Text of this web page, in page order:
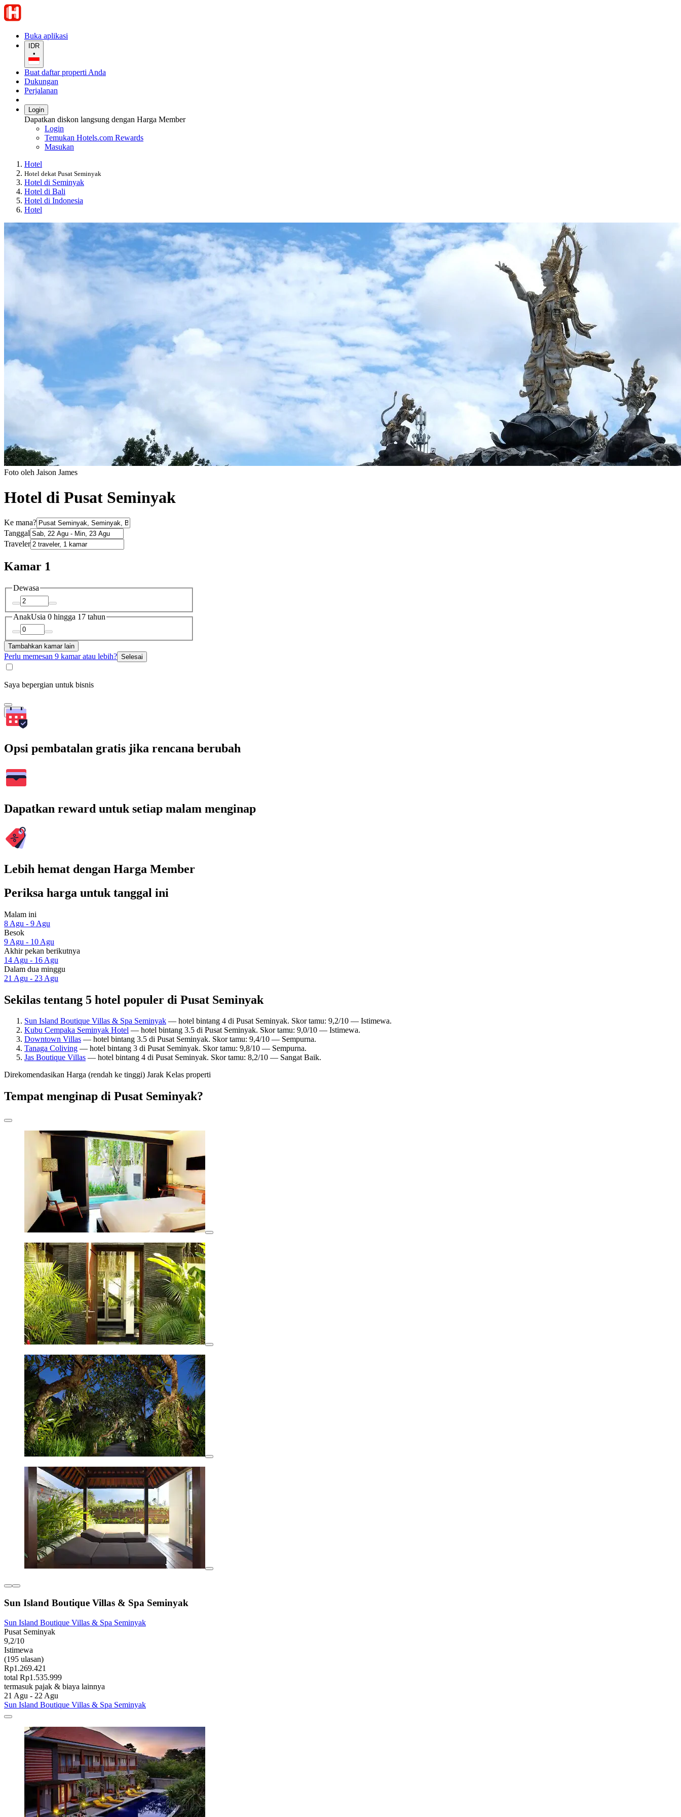
Buka aplikasi
IDR
•
Buat daftar properti Anda
Dukungan
Perjalanan
Login
Dapatkan diskon langsung dengan Harga Member
Login
Temukan Hotels.com Rewards
Masukan
Hotel
Hotel dekat Pusat Seminyak
Hotel di Seminyak
Hotel di Bali
Hotel di Indonesia
Hotel
Foto oleh Jaison James
Hotel di Pusat Seminyak
Ke mana?
Tanggal
Traveler
Kamar 1
Dewasa
AnakUsia 0 hingga 17 tahun
Tambahkan kamar lain
Perlu memesan 9 kamar atau lebih? Selesai
Saya bepergian untuk bisnis
Cari
Opsi pembatalan gratis jika rencana berubah
Dapatkan reward untuk setiap malam menginap
Lebih hemat dengan Harga Member
Periksa harga untuk tanggal ini
Malam ini
8 Agu - 9 Agu
Besok
9 Agu - 10 Agu
Akhir pekan berikutnya
14 Agu - 16 Agu
Dalam dua minggu
21 Agu - 23 Agu
Sekilas tentang 5 hotel populer di Pusat Seminyak
Sun Island Boutique Villas & Spa Seminyak — hotel bintang 4 di Pusat Seminyak. Skor tamu: 9,2/10 — Istimewa.
Kubu Cempaka Seminyak Hotel — hotel bintang 3.5 di Pusat Seminyak. Skor tamu: 9,0/10 — Istimewa.
Downtown Villas — hotel bintang 3.5 di Pusat Seminyak. Skor tamu: 9,4/10 — Sempurna.
Tanaga Coliving — hotel bintang 3 di Pusat Seminyak. Skor tamu: 9,8/10 — Sempurna.
Jas Boutique Villas — hotel bintang 4 di Pusat Seminyak. Skor tamu: 8,2/10 — Sangat Baik.
Direkomendasikan Harga (rendah ke tinggi) Jarak Kelas properti
Tempat menginap di Pusat Seminyak?
Sun Island Boutique Villas & Spa Seminyak
Sun Island Boutique Villas & Spa Seminyak
Pusat Seminyak
9,2/10
Istimewa
(195 ulasan)
Rp1.269.421
total Rp1.535.999
termasuk pajak & biaya lainnya
21 Agu - 22 Agu
Sun Island Boutique Villas & Spa Seminyak